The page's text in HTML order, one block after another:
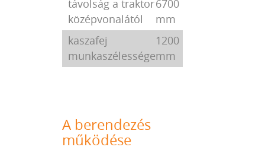
távolság a traktor
középvonalától
6700
mm
kaszafej
munkaszélessége
1200
mm
A berendezés
működése